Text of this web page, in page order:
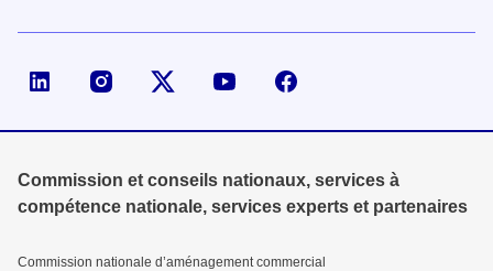
Page LinkedIn de la DGECompte X (ex-Twitter) de la DGE
Commission et conseils nationaux, services à
compétence nationale, services experts et partenaires
Commission nationale d’aménagement commercial